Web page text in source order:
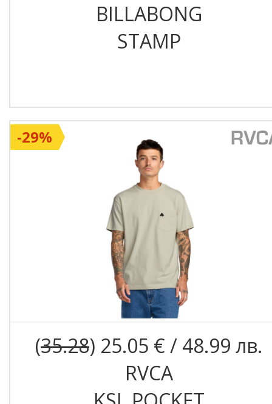
BILLABONG
STAMP
(35.28) 25.05 € / 48.99 лв.
RVCA
-29%